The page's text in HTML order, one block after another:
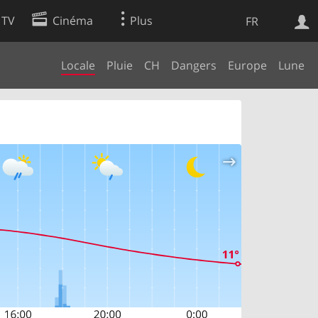
FR
Cinéma Plus
Locale Pluie CH Dangers Europe Lune
Web